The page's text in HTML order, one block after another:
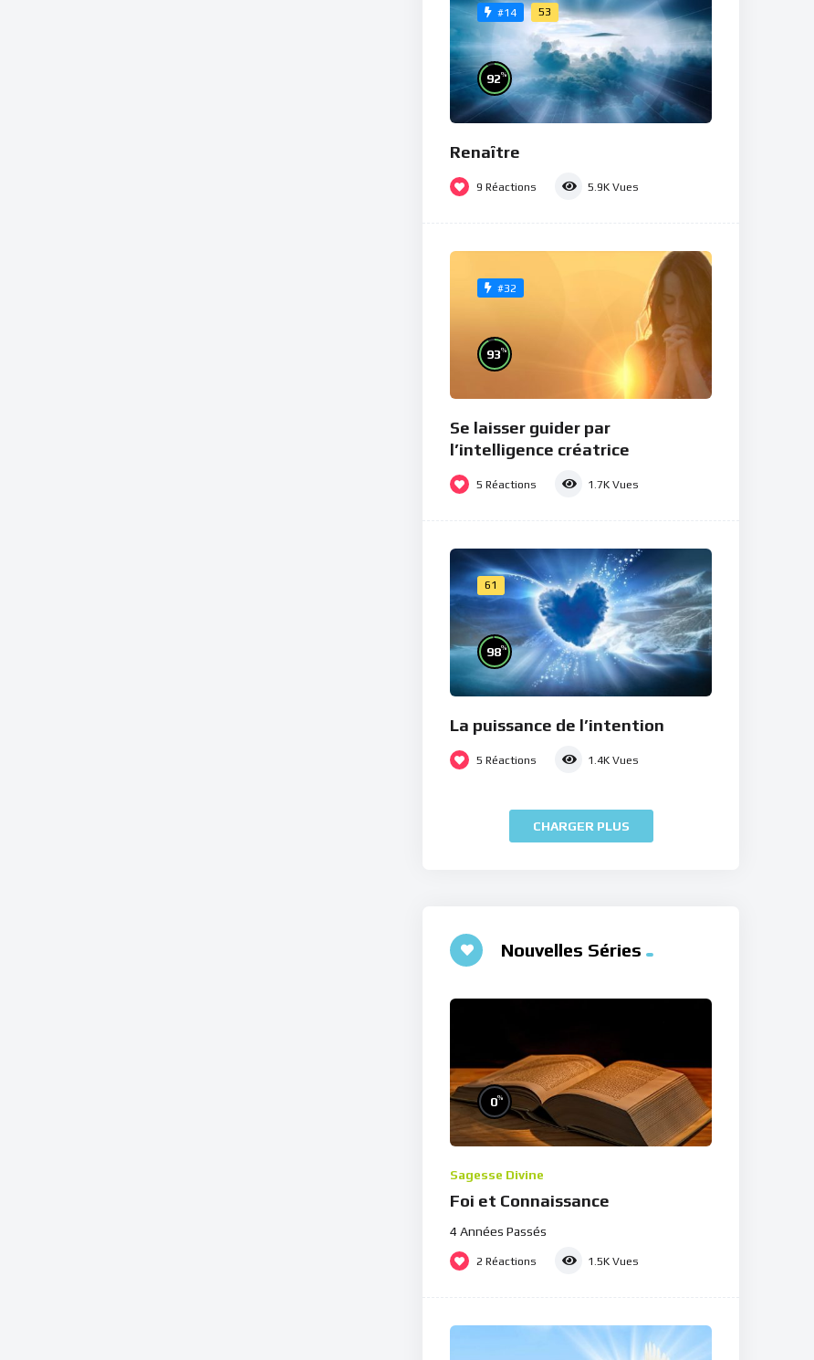
#14 53
92%
Renaître
9 Réactions 5.9K Vues
#32
93%
Se laisser guider par
l’intelligence créatrice
5 Réactions 1.7K Vues
61
98%
La puissance de l’intention
5 Réactions 1.4K Vues
CHARGER PLUS
Nouvelles Séries
0%
Sagesse Divine
Foi et Connaissance
4 Années Passés
2 Réactions 1.5K Vues